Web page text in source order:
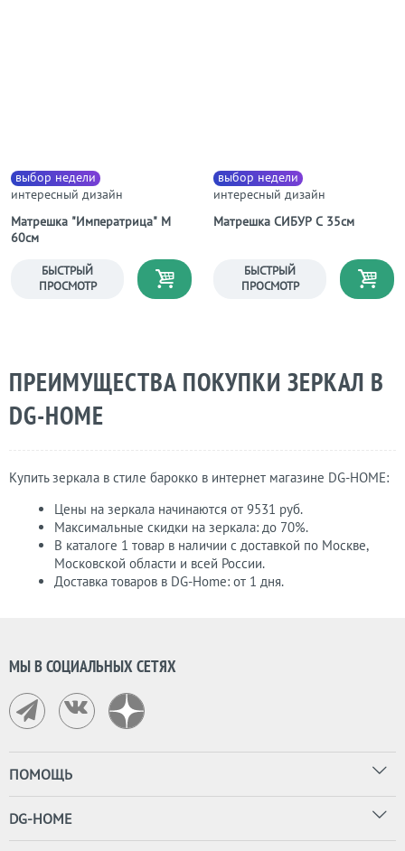
Матрешка "Императрица" M
60см
выбор недели
интересный дизайн
БЫСТРЫЙ
ПРОСМОТР
Матрешка СИБУР С 35см
выбор недели
интересный дизайн
БЫСТРЫЙ
ПРОСМОТР
ПРЕИМУЩЕСТВА ПОКУПКИ ЗЕРКАЛ В
DG-НОМЕ
Купить зеркала в стиле барокко в интернет магазине DG-НОМЕ:
Цены на зеркала начинаются от 9531 руб.
Максимальные скидки на зеркала: до 70%.
В каталоге 1 товар в наличии с доставкой по Москве,
Московской области и всей России.
Доставка товаров в DG-Home: от 1 дня.
МЫ В СОЦИАЛЬНЫХ СЕТЯХ
ПОМОЩЬ
DG-HOME